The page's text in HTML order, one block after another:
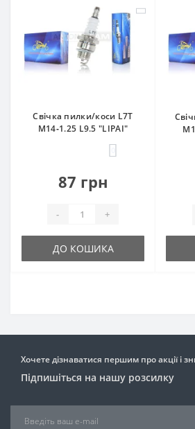
Свічка пилки/коси L7T
M14‑1.25 L9.5 "LIPAI"
87 грн
- +
ДО КОШИКА
Хочете дізнаватися першим про акції і
Підпишіться на нашу розсилку